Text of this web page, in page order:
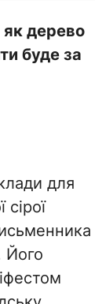
як дерево
буде за
для
Його